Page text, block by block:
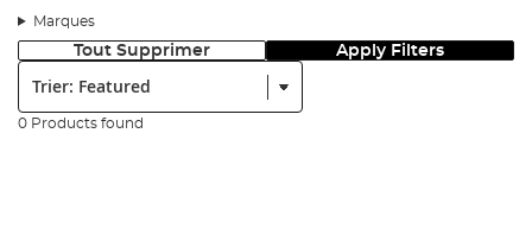
Marques
Tout Supprimer Apply Filters
0 Products found